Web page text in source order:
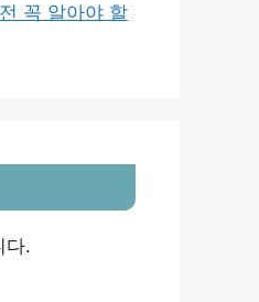
꼭 알아야 할
다.